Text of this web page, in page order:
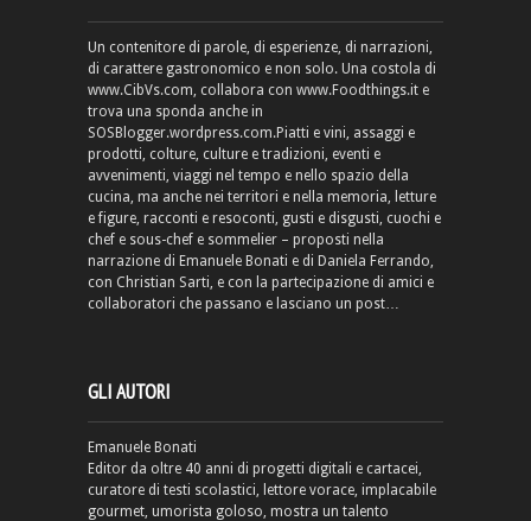
Un contenitore di parole, di esperienze, di narrazioni,
di carattere gastronomico e non solo. Una costola di
www.CibVs.com, collabora con www.Foodthings.it e
trova una sponda anche in
SOSBlogger.wordpress.com.Piatti e vini, assaggi e
prodotti, colture, culture e tradizioni, eventi e
avvenimenti, viaggi nel tempo e nello spazio della
cucina, ma anche nei territori e nella memoria, letture
e figure, racconti e resoconti, gusti e disgusti, cuochi e
chef e sous-chef e sommelier – proposti nella
narrazione di Emanuele Bonati e di Daniela Ferrando,
con Christian Sarti, e con la partecipazione di amici e
collaboratori che passano e lasciano un post…
GLI AUTORI
Emanuele Bonati
Editor da oltre 40 anni di progetti digitali e cartacei,
curatore di testi scolastici, lettore vorace, implacabile
gourmet, umorista goloso, mostra un talento